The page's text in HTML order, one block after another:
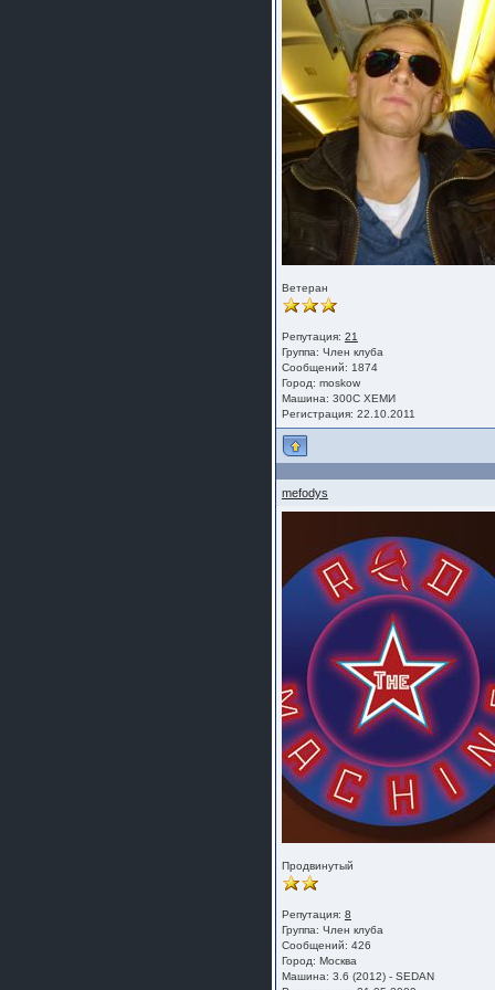
Ветеран
Репутация: 21
Группа: Член клуба
Сообщений: 1874
Город: moskow
Машина: 300С ХЕМИ
Регистрация: 22.10.2011
mefodys
Продвинутый
Репутация: 8
Группа: Член клуба
Сообщений: 426
Город: Москва
Машина: 3.6 (2012) - SEDAN